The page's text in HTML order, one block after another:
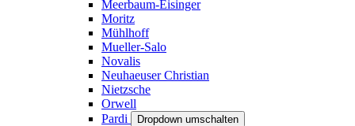
Meerbaum-Eisinger
Moritz
Mühlhoff
Mueller-Salo
Novalis
Neuhaeuser Christian
Nietzsche
Orwell
Pardi
Dropdown umschalten